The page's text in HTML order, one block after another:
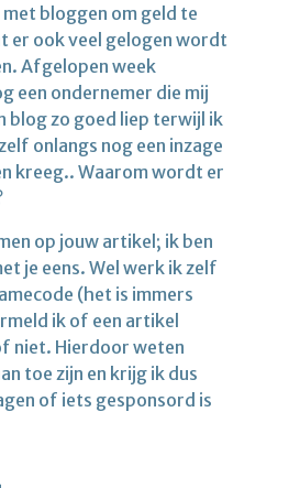
bloggen om geld te
er ook veel gelogen wordt
Afgelopen week
een ondernemer die mij
blog zo goed liep terwijl ik
onlangs nog een inzage
kreeg.. Waarom wordt er
op jouw artikel; ik ben
je eens. Wel werk ik zelf
(het is immers
ik of een artikel
niet. Hierdoor weten
toe zijn en krijg ik dus
of iets gesponsord is